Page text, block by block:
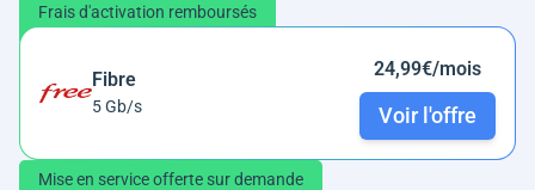
Frais d'activation remboursés
Fibre
5 Gb/s
24,99€/mois
Voir l'offre
Mise en service offerte sur demande